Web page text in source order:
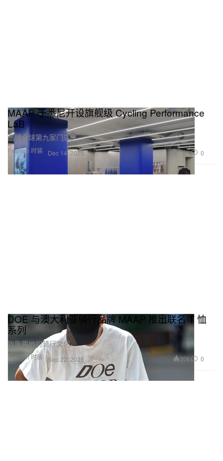
Fashion 时装
MAAP 于悉尼开设旗舰级 Cycling Performance
LaB
品牌全球第九家门店。
Dec 14, 2025 1.4K 0
Fashion 时装
DOE 与澳大利亚骑行品牌 MAAP 推出联名 T 恤
系列
致敬两地的骑行文化。
Sep 22, 2025 206 0